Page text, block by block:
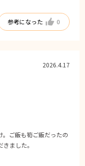
参考になった 0
2026.4.17
。ご飯も筍ご飯だったの
ました。